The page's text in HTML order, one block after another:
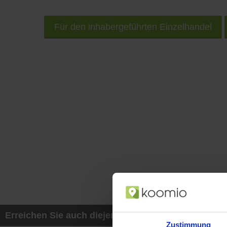
Zustimmung
Für den inhabergeführten Einzelhandel
Erreichen Sie auch diejenigen Kunden, die mit